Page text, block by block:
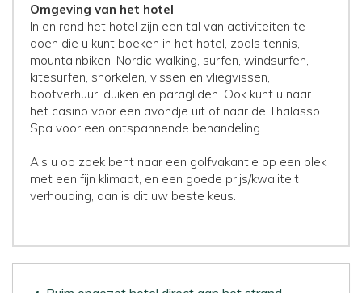
Omgeving van het hotel
In en rond het hotel zijn een tal van activiteiten te
doen die u kunt boeken in het hotel, zoals tennis,
mountainbiken, Nordic walking, surfen, windsurfen,
kitesurfen, snorkelen, vissen en vliegvissen,
bootverhuur, duiken en paragliden. Ook kunt u naar
het casino voor een avondje uit of naar de Thalasso
Spa voor een ontspannende behandeling.
Als u op zoek bent naar een golfvakantie op een plek
met een fijn klimaat, en een goede prijs/kwaliteit
verhouding, dan is dit uw beste keus.